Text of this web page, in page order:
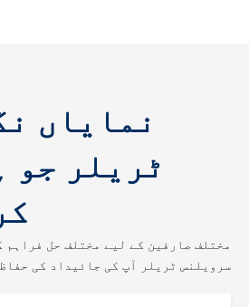
نمایاں
ٹریلر جو
سرویلنس ٹریلر آپ کی جائیداد کی